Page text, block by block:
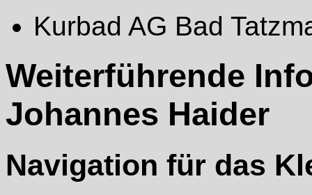
Kurbad AG Bad
Weiterführende
Johannes Haider
Navigation für das